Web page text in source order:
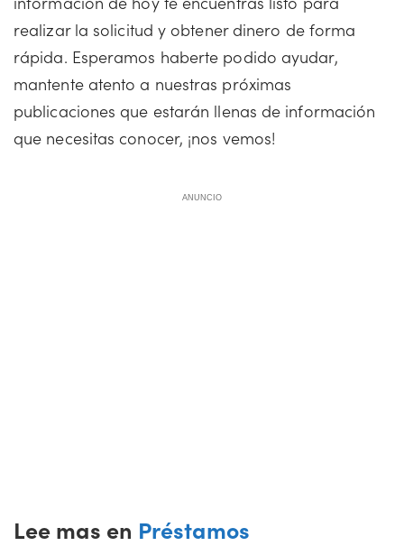
realizar la solicitud y obtener dinero de forma
rápida. Esperamos haberte podido ayudar,
mantente atento a nuestras próximas
publicaciones que estarán llenas de información
que necesitas conocer, ¡nos vemos!
ANUNCIO
Lee mas en Préstamos